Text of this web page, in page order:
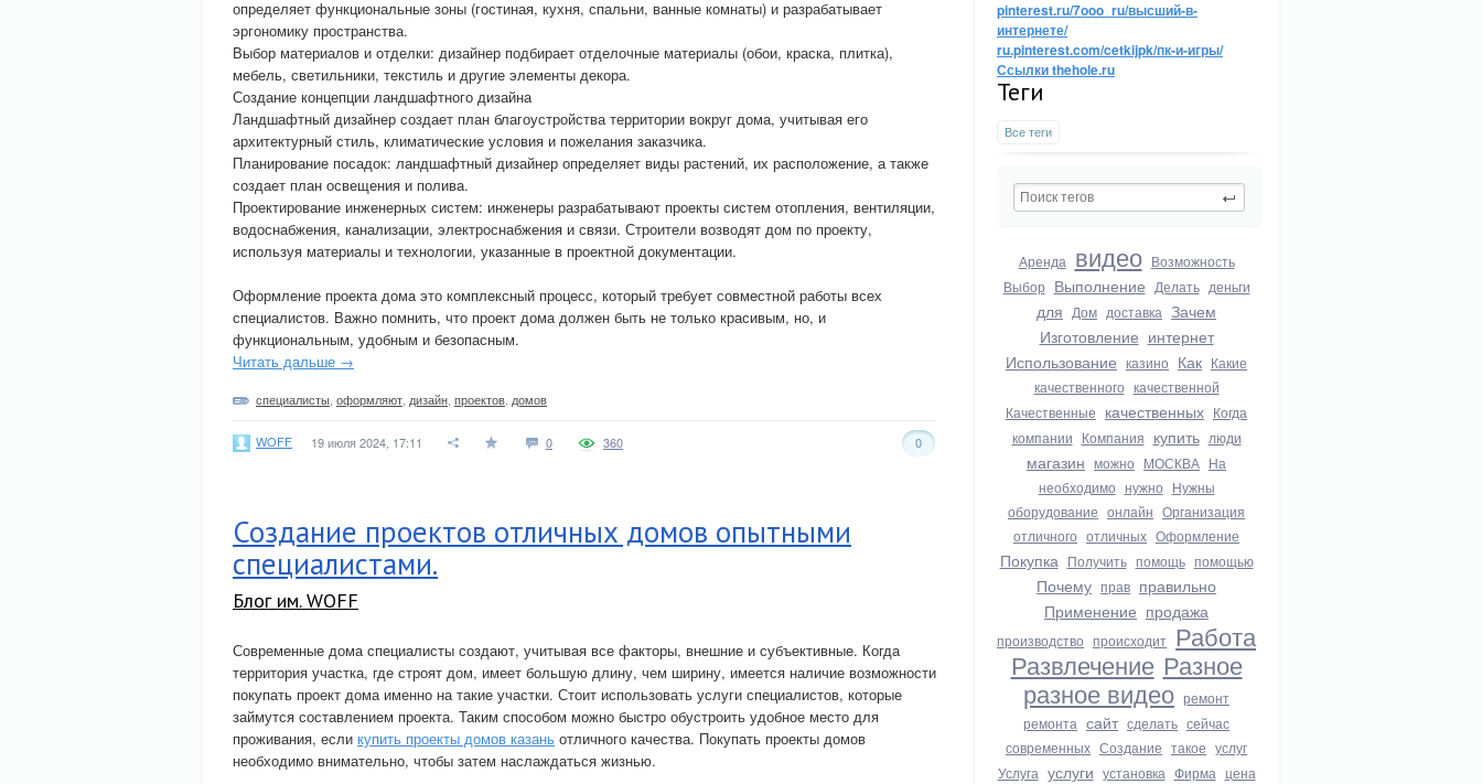
pinterest.ru/7ooo_ru/высший-в-
интернете/
ru.pinterest.com/cetkijpk/пк-и-игры/
Ссылки thehole.ru
Теги
Все теги
Аренда видео Возможность
Выбор Выполнение Делать деньги
для Дом доставка Зачем
Изготовление интернет
Использование казино Как Какие
качественного качественной
Качественные качественных Когда
компании Компания купить люди
магазин можно МОСКВА На
необходимо нужно Нужны
оборудование онлайн Организация
отличного отличных Оформление
Покупка Получить помощь помощью
Почему прав правильно
Применение продажа
производство происходит Работа
Развлечение Разное
разное видео ремонт
ремонта сайт сделать сейчас
современных Создание такое услуг
Услуга услуги установка Фирма цена
определяет функциональные зоны (гостиная, кухня, спальни, ванные комнаты) и разрабатывает
эргономику пространства.
Выбор материалов и отделки: дизайнер подбирает отделочные материалы (обои, краска, плитка),
мебель, светильники, текстиль и другие элементы декора.
Создание концепции ландшафтного дизайна
Ландшафтный дизайнер создает план благоустройства территории вокруг дома, учитывая его
архитектурный стиль, климатические условия и пожелания заказчика.
Планирование посадок: ландшафтный дизайнер определяет виды растений, их расположение, а также
создает план освещения и полива.
Проектирование инженерных систем: инженеры разрабатывают проекты систем отопления, вентиляции,
водоснабжения, канализации, электроснабжения и связи. Строители возводят дом по проекту,
используя материалы и технологии, указанные в проектной документации.
Оформление проекта дома это комплексный процесс, который требует совместной работы всех
специалистов. Важно помнить, что проект дома должен быть не только красивым, но, и
функциональным, удобным и безопасным.
Читать дальше →
специалисты оформляют дизайн проектов домов
WOFF 19 июля 2024, 17:11 0 0
360
Создание проектов отличных домов опытными
специалистами.
Блог им. WOFF
Современные дома специалисты создают, учитывая все факторы, внешние и субъективные. Когда
территория участка, где строят дом, имеет большую длину, чем ширину, имеется наличие возможности
покупать проект дома именно на такие участки. Стоит использовать услуги специалистов, которые
займутся составлением проекта. Таким способом можно быстро обустроить удобное место для
проживания, если купить проекты домов казань отличного качества. Покупать проекты домов
необходимо внимательно, чтобы затем наслаждаться жизнью.